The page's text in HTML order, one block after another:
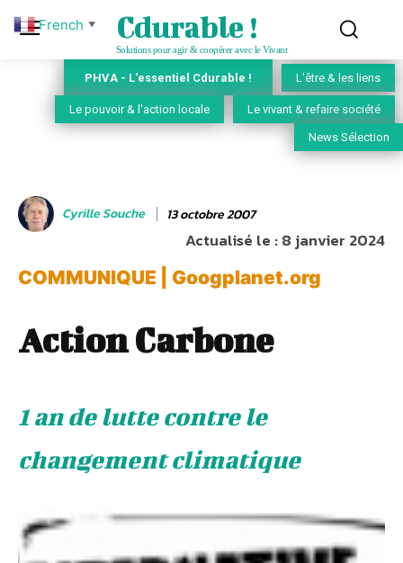
Cdurable !
Solutions pour agir & coopérer avec le Vivant
PHVA - L'essentiel Cdurable ! L'être & les liens
Le pouvoir & l'action locale Le vivant & refaire société
News Sélection
Cyrille Souche 13 octobre 2007
Actualisé le :8 janvier 2024
COMMUNIQUE | Googplanet.org
Action Carbone
1 an de lutte contre le
changement climatique
French ▼